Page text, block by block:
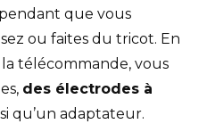
que vous
ou faites du tricot. En
télécommande, vous
des électrodes à
qu’un adaptateur.